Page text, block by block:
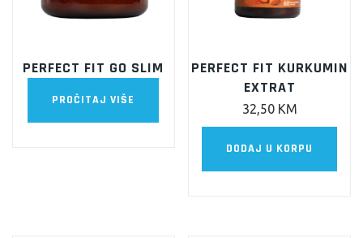
PERFECT FIT GO SLIM
PROČITAJ VIŠE
PERFECT FIT KURKUMIN
EXTRAT
32,50 KM
DODAJ U KORPU